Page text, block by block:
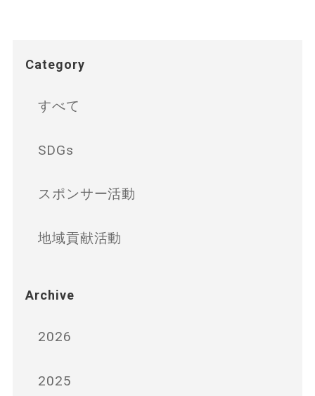
Category
すべて
SDGs
スポンサー活動
地域貢献活動
Archive
2026
2025